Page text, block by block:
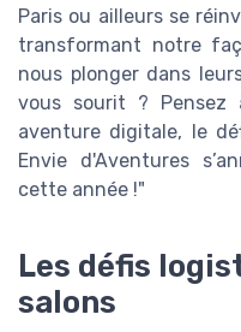
Paris ou ailleurs se
transformant notre
nous plonger dans
vous sourit ? Pensez
aventure digitale, le
Envie d'Aventures
cette année !"
Les défis
salons